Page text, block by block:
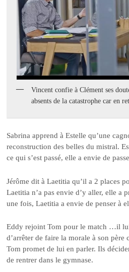
Vincent confie à Clément ses
absents de la catastrophe car en
Sabrina apprend à Estelle qu’une
reconstruction des belles du mistral.
ce qui s’est passé, elle a envie de
Jérôme dit à Laetitia qu’il a 2 places
Laetitia n’a pas envie d’y aller, elle a
une fois, Laetitia a envie de penser à
Eddy rejoint Tom pour le match …il
d’arrêter de faire la morale à son père
Tom promet de lui en parler. Ils
de rentrer dans le gymnase.